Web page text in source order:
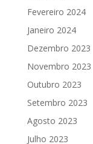
Fevereiro 2024
Janeiro 2024
Dezembro 2023
Novembro 2023
Outubro 2023
Setembro 2023
Agosto 2023
Julho 2023